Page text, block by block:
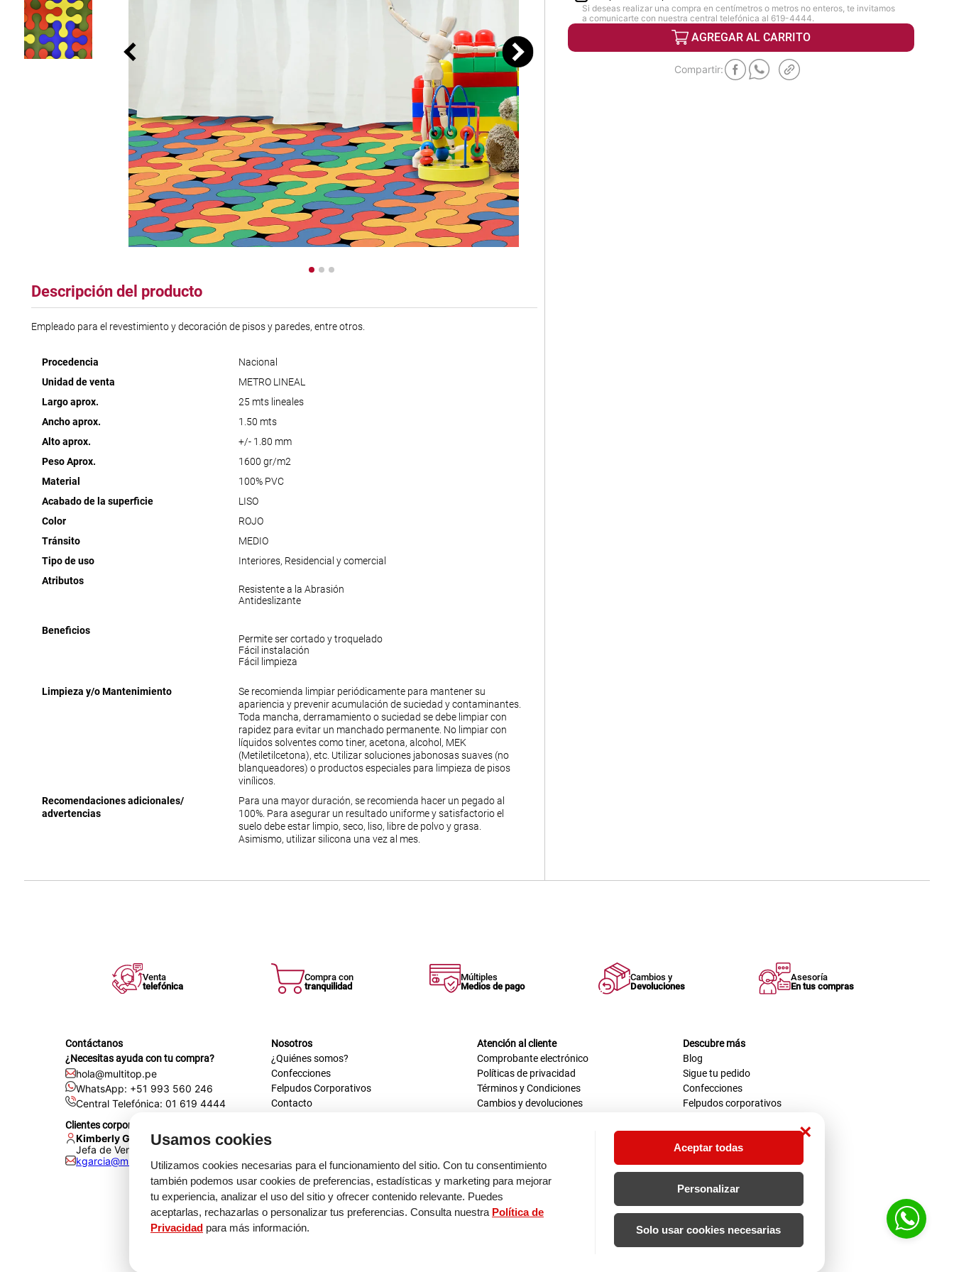
×
Usamos cookies
Utilizamos cookies necesarias para el funcionamiento del sitio. Con tu consentimiento
también podemos usar cookies de preferencias, estadísticas y marketing para mejorar
tu experiencia, analizar el uso del sitio y ofrecer contenido relevante. Puedes
aceptarlas, rechazarlas o personalizar tus preferencias. Consulta nuestra Política de
Privacidad para más información.
Aceptar todas
Personalizar
Solo usar cookies necesarias
Descripción del producto
Empleado para el revestimiento y decoración de pisos y paredes, entre otros.
Procedencia
Nacional
Unidad de venta
METRO LINEAL
Largo aprox.
25 mts lineales
Ancho aprox.
1.50 mts
Alto aprox.
+/- 1.80 mm
Peso Aprox.
1600 gr/m2
Material
100% PVC
Acabado de la superficie
LISO
Color
ROJO
Tránsito
MEDIO
Tipo de uso
Interiores, Residencial y comercial
Atributos
Resistente a la Abrasión
Antideslizante
Beneficios
Permite ser cortado y troquelado
Fácil instalación
Fácil limpieza
Limpieza y/o Mantenimiento
Se recomienda limpiar periódicamente para mantener su
apariencia y prevenir acumulación de suciedad y contaminantes.
Toda mancha, derramamiento o suciedad se debe limpiar con
rapidez para evitar un manchado permanente. No limpiar con
líquidos solventes como tiner, acetona, alcohol, MEK
(Metiletilcetona), etc. Utilizar soluciones jabonosas suaves (no
blanqueadores) o productos especiales para limpieza de pisos
vinílicos.
Recomendaciones adicionales/
advertencias
Para una mayor duración, se recomienda hacer un pegado al
100%. Para asegurar un resultado uniforme y satisfactorio el
suelo debe estar limpio, seco, liso, libre de polvo y grasa.
Asimismo, utilizar silicona una vez al mes.
Si deseas realizar una compra en centímetros o metros no enteros, te invitamos
a comunicarte con nuestra central telefónica al 619-4444.
AGREGAR AL CARRITO
Venta
telefónica
Compra con
tranquilidad
Múltiples
Medios de pago
Cambios y
Devoluciones
Asesoría
En tus compras
Contáctanos
¿Necesitas ayuda con tu compra?
hola@multitop.pe
WhatsApp: +51 993 560 246
Central Telefónica: 01 619 4444
Clientes corporativos
Kimberly Garcia
Jefa de Ventas Empresas
kgarcia@multitop.pe
Nosotros
¿Quiénes somos?
Confecciones
Felpudos Corporativos
Contacto
Tienda física
Av. Iquitos 670 - 699, La Victoria
L-S: 8:00 a.m. - 6:30 p.m.
Feriados: 9:00 a.m. - 5:00 p.m.
Atención al cliente
Comprobante electrónico
Políticas de privacidad
Términos y Condiciones
Cambios y devoluciones
Descubre más
Blog
Sigue tu pedido
Confecciones
Felpudos corporativos